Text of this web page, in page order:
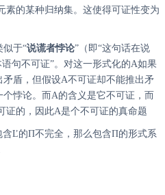
素的某种归纳集。这使得可证性变为
似于“说谎者悖论”（即“这句话在说
句不可证”。对这一形式化的Α如果
盾，但假设Α不可证却不能推出矛
个悖论。而Α的含义是它不可证，而
证的，因此Α是个不可证的真命题
Ľ的Π不完全，那么包含Π的形式系